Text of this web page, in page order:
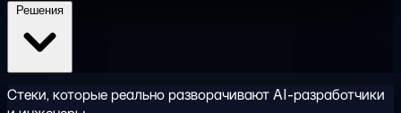
Стеки, которые реально разворачивают AI-разработчики